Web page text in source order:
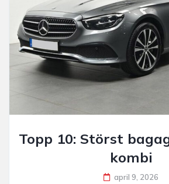
Topp 10: Störst
kombi
april 9, 2026